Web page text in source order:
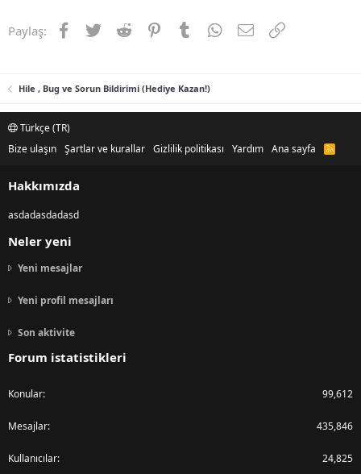
Paylaş: Facebook
TwitterReddit PinterestTumblrWhatsApp
E-postaLink
Hile , Bug ve Sorun Bildirimi (Hediye Kazan!)
Türkçe (TR)
Bize ulaşın Şartlar ve kurallar Gizlilik politikası Yardım Ana sayfa
R
S
Hakkımızda
asdadasdadasd
Neler yeni
Yeni mesajlar
Yeni profil mesajları
Son aktivite
Forum istatistikleri
Konular 99,612
Mesajlar 435,846
Kullanıcılar 24,825